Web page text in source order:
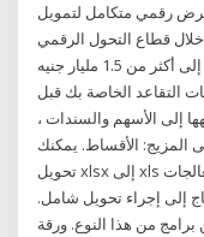
رقمي متكامل لتمويل
قطاع التحول الرقمي
بالبنك، هذا وقد وصل حجم التمويل الممنوح إلى أكثر من 1.5 مليار جنيه
التقاعد الخاصة بك قبل
إلى الأسهم والسندات ،
المزيج: الأقساط. يمكنك
تحويل xlsx إلى xls على كمبيوتر باستخدام برامج المحول أو معالجات
إلى إجراء تحويل شامل.
من هذا النوع. ورقة